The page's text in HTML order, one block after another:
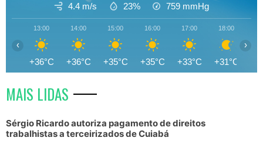
4.4 m/s 23% 759 mmHg
13:00
+36°C
14:00
+36°C
15:00
+35°C
16:00
+35°C
17:00
+33°C
18:00
+31°C
‹ ›
MAIS LIDAS
Sérgio Ricardo autoriza pagamento de direitos
trabalhistas a terceirizados de Cuiabá